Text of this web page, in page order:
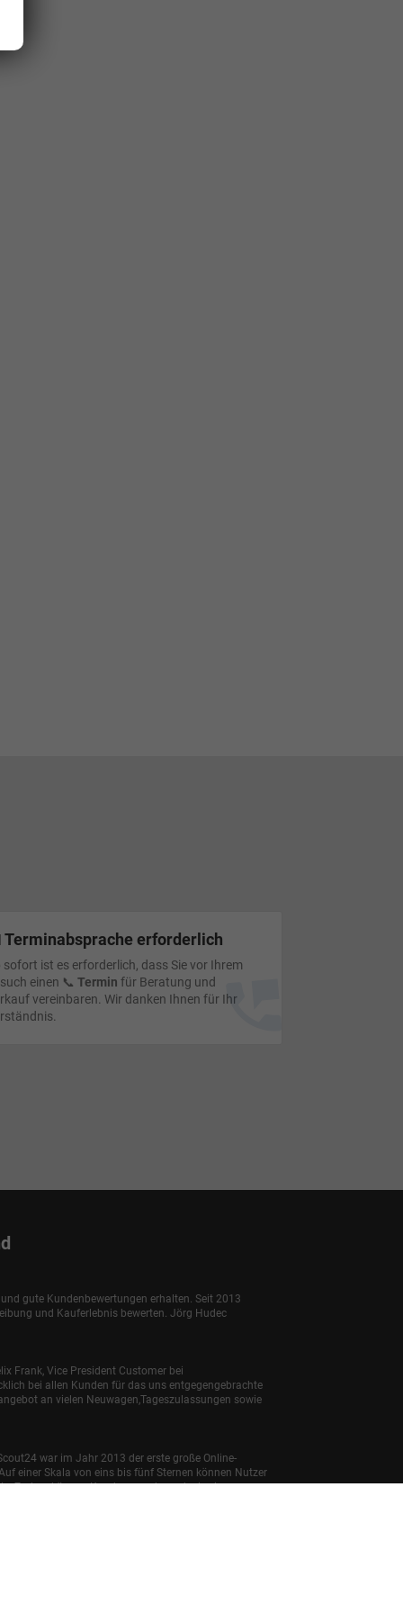
Terminabsprache erforderlich
sofort ist es erforderlich, dass Sie vor Ihrem
einen 📞Termin für Beratung und
vereinbaren. Wir danken Ihnen für Ihr
gute Kundenbewertungen erhalten. Seit 2013
und Kauferlebnis bewerten. Jörg Hudec
Frank, Vice President Customer bei
bei allen Kunden für das uns entgegengebrachte
an vielen Neuwagen,Tageszulassungen sowie
war im Jahr 2013 der erste große Online-
einer Skala von eins bis fünf Sternen können Nutzer
Zudem können Kunden angeben, ob sie ein